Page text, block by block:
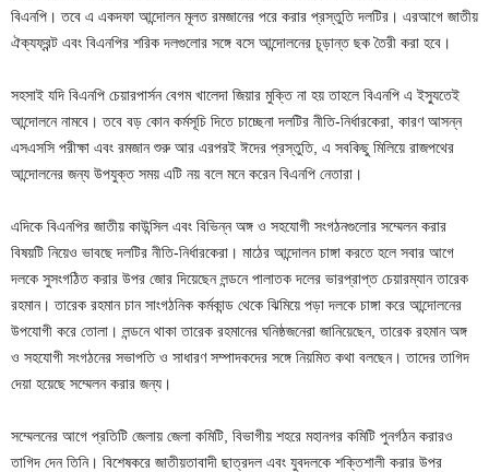
বিএনপি। তবে এ একদফা আন্দোলন মূলত রমজানের পরে করার প্রস্তুতি দলটির। এরআগে জাতীয়
ঐক্যফ্রন্ট এবং বিএনপির শরিক দলগুলোর সঙ্গে বসে আন্দোলনের চূড়ান্ত ছক তৈরী করা হবে।
সহসাই যদি বিএনপি চেয়ারপার্সন বেগম খালেদা জিয়ার মুক্তি না হয় তাহলে বিএনপি এ ইস্যুতেই
আন্দোলনে নামবে। তবে বড় কোন কর্মসূচি দিতে চাচ্ছেনা দলটির নীতি-নির্ধারকেরা, কারণ আসন্ন
এসএসসি পরীক্ষা এবং রমজান শুরু আর এরপরই ঈদের প্রস্তুতি, এ সবকিছু মিলিয়ে রাজপথের
আন্দোলনের জন্য উপযুক্ত সময় এটি নয় বলে মনে করেন বিএনপি নেতারা।
এদিকে বিএনপির জাতীয় কাউন্সিল এবং বিভিন্ন অঙ্গ ও সহযোগী সংগঠনগুলোর সম্মেলন করার
বিষয়টি নিয়েও ভাবছে দলটির নীতি-নির্ধারকেরা। মাঠের আন্দোলন চাঙ্গা করতে হলে সবার আগে
দলকে সুসংগঠিত করার উপর জোর দিয়েছেন লন্ডনে পালাতক দলের ভারপ্রাপ্ত চেয়ারম্যান তারেক
রহমান। তারেক রহমান চান সাংগঠনিক কর্মকান্ড থেকে ঝিমিয়ে পড়া দলকে চাঙ্গা করে আন্দোলনের
উপযোগী করে তোলা। লন্ডনে থাকা তারেক রহমানের ঘনিষ্ঠজনেরা জানিয়েছেন, তারেক রহমান অঙ্গ
ও সহযোগী সংগঠনের সভাপতি ও সাধারণ সম্পাদকদের সঙ্গে নিয়মিত কথা বলছেন। তাদের তাগিদ
দেয়া হয়েছে সম্মেলন করার জন্য।
সম্মেলনের আগে প্রতিটি জেলায় জেলা কমিটি, বিভাগীয় শহরে মহানগর কমিটি পুনর্গঠন করারও
তাগিদ দেন তিনি। বিশেষকরে জাতীয়তাবাদী ছাত্রদল এবং যুবদলকে শক্তিশালী করার উপর